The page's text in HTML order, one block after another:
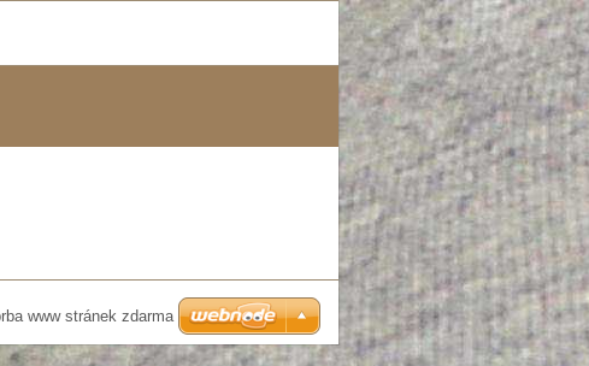
www stránek zdarma